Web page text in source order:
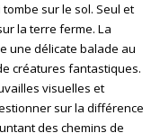
sur le sol. Seul et
la terre ferme. La
une délicate balade au
créatures fantastiques.
visuelles et
sur la différence
des chemins de